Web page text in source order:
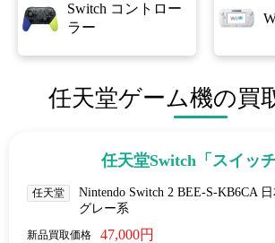
Switch コントロー
ラー
任天堂ゲーム機の買
任天堂Switch「スイッ
任天堂
Nintendo Switch 2 BEE-S-KB6CA
グレー系
新品買取価格 47,000円